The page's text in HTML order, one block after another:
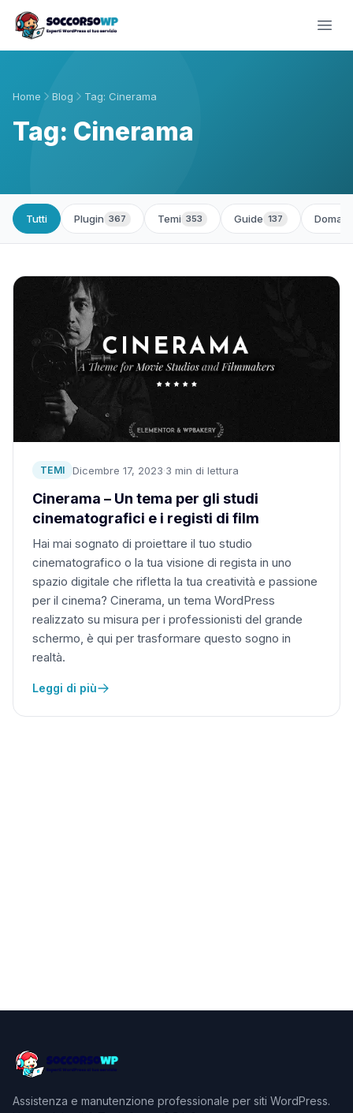
Home Blog Tag: Cinerama
Tag: Cinerama
Tutti Plugin 367 Temi 353 Guide 137
TEMI Dicembre 17, 2023·3 min di lettura
Cinerama – Un tema per gli studi
cinematografici e i registi di film
Hai mai sognato di proiettare il tuo studio
cinematografico o la tua visione di regista in uno
spazio digitale che rifletta la tua creatività e passione
per il cinema? Cinerama, un tema WordPress
realizzato su misura per i professionisti del grande
schermo, è qui per trasformare questo sogno in
realtà.
Leggi di più
Assistenza e manutenzione professionale per siti WordPress.